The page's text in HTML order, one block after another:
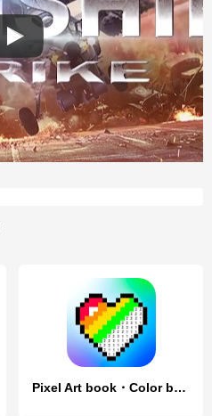
Pixel Art book・Color by number